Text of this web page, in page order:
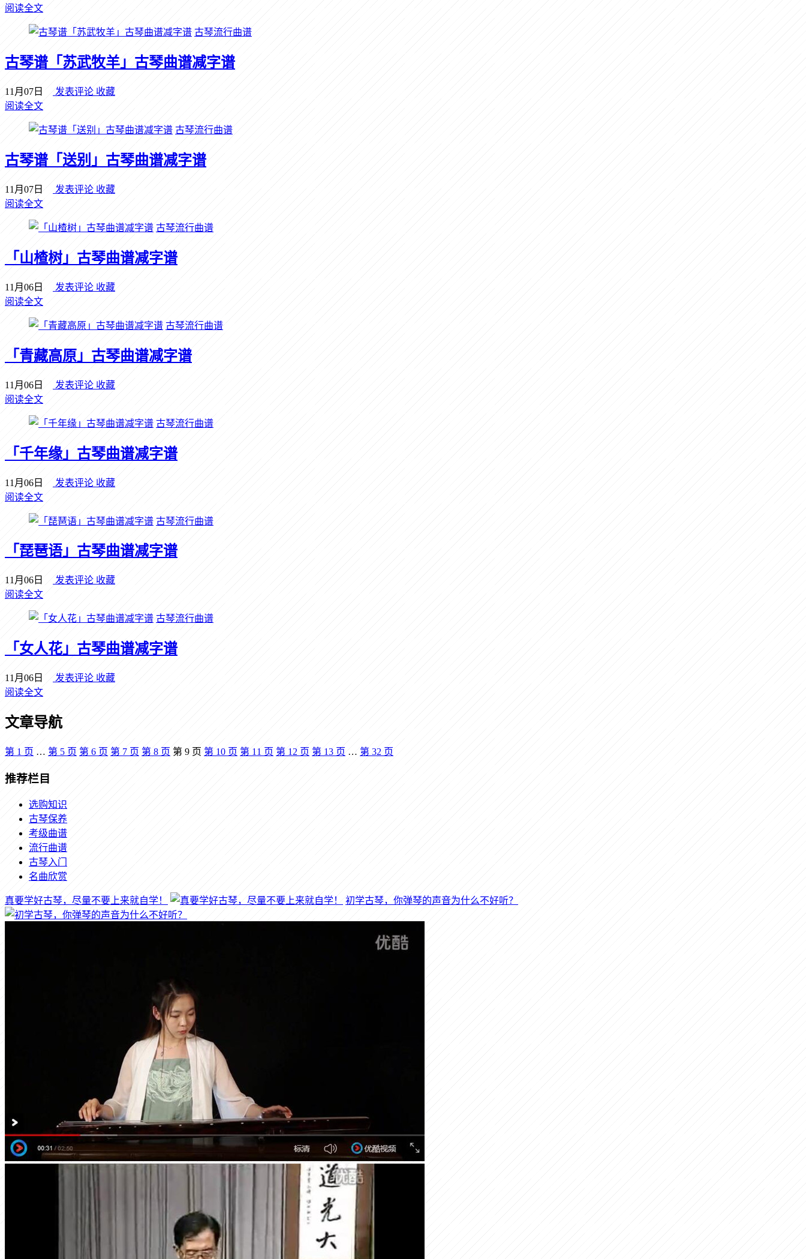
阅读全文
古琴流行曲谱
古琴谱「苏武牧羊」古琴曲谱减字谱
11月07日 发表评论 收藏
阅读全文
古琴流行曲谱
古琴谱「送别」古琴曲谱减字谱
11月07日 发表评论 收藏
阅读全文
古琴流行曲谱
「山楂树」古琴曲谱减字谱
11月06日 发表评论 收藏
阅读全文
古琴流行曲谱
「青藏高原」古琴曲谱减字谱
11月06日 发表评论 收藏
阅读全文
古琴流行曲谱
「千年缘」古琴曲谱减字谱
11月06日 发表评论 收藏
阅读全文
古琴流行曲谱
「琵琶语」古琴曲谱减字谱
11月06日 发表评论 收藏
阅读全文
古琴流行曲谱
「女人花」古琴曲谱减字谱
11月06日 发表评论 收藏
阅读全文
文章导航
第 1 页 … 第 5 页 第 6 页 第 7 页 第 8 页 第 9 页 第 10 页 第 11 页 第 12 页 第 13 页 … 第 32 页
推荐栏目
选购知识
古琴保养
考级曲谱
流行曲谱
古琴入门
名曲欣赏
真要学好古琴，尽量不要上来就自学！ 初学古琴，你弹琴的声音为什么不好听？